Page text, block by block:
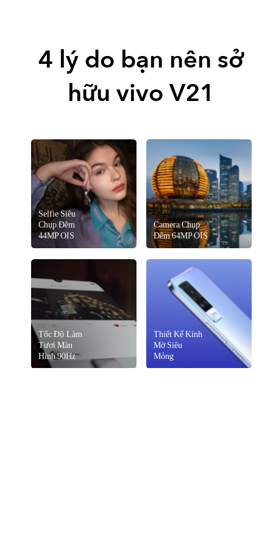
4 lý do bạn nên sở
hữu vivo V21
Selfie Siêu
Chụp Đêm
44MP OIS
Camera Chụp
Đêm 64MP OIS
Tốc Độ Làm
Tươi Màn
Hình 90Hz
Thiết Kế Kính
Mờ Siêu
Mỏng